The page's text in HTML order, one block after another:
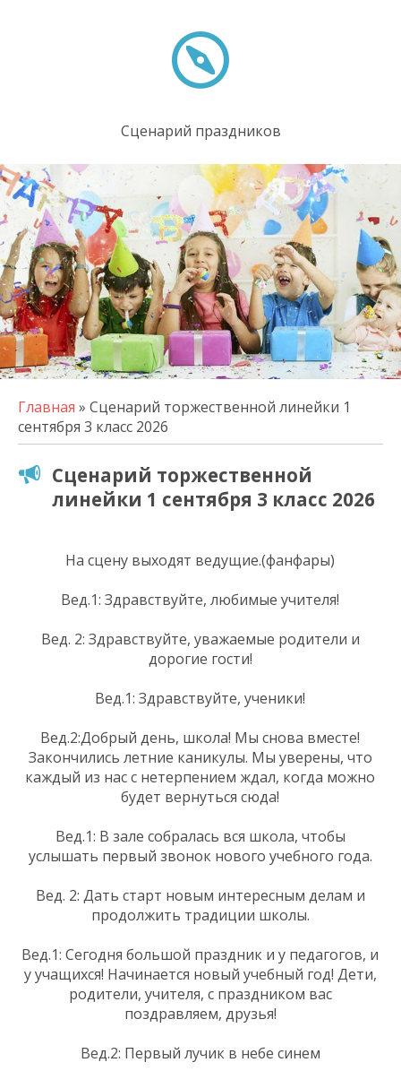
Сценарий праздников
Главная » Сценарий торжественной линейки 1
сентября 3 класс 2026
Сценарий торжественной
линейки 1 сентября 3 класс 2026
На сцену выходят ведущие.(фанфары)
Вед.1: Здравствуйте, любимые учителя!
Вед. 2: Здравствуйте, уважаемые родители и
дорогие гости!
Вед.1: Здравствуйте, ученики!
Вед.2:Добрый день, школа! Мы снова вместе!
Закончились летние каникулы. Мы уверены, что
каждый из нас с нетерпением ждал, когда можно
будет вернуться сюда!
Вед.1: В зале собралась вся школа, чтобы
услышать первый звонок нового учебного года.
Вед. 2: Дать старт новым интересным делам и
продолжить традиции школы.
Вед.1: Сегодня большой праздник и у педагогов, и
у учащихся! Начинается новый учебный год! Дети,
родители, учителя, с праздником вас
поздравляем, друзья!
Вед.2: Первый лучик в небе синем